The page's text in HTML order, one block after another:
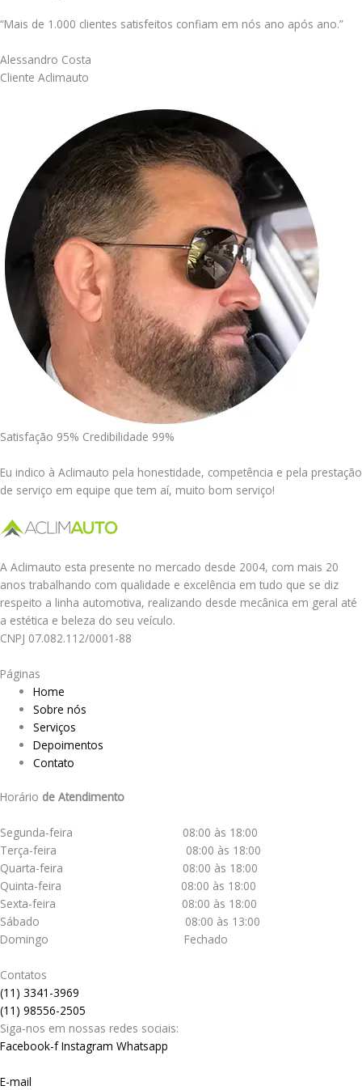
“Mais de 1.000 clientes satisfeitos confiam em nós ano após ano.”
Alessandro Costa
Cliente Aclimauto
Satisfação 95% Credibilidade 99%
Eu indico à Aclimauto pela honestidade, competência e pela prestação
de serviço em equipe que tem aí, muito bom serviço!
A Aclimauto esta presente no mercado desde 2004, com mais 20
anos trabalhando com qualidade e excelência em tudo que se diz
respeito a linha automotiva, realizando desde mecânica em geral até
a estética e beleza do seu veículo.
CNPJ 07.082.112/0001-88
Páginas
Home
Sobre nós
Serviços
Depoimentos
Contato
Horário de Atendimento
Segunda-feira 08:00 às 18:00
Terça-feira 08:00 às 18:00
Quarta-feira 08:00 às 18:00
Quinta-feira 08:00 às 18:00
Sexta-feira 08:00 às 18:00
Sábado 08:00 às 13:00
Domingo Fechado
Contatos
(11) 3341-3969
(11) 98556-2505
Siga-nos em nossas redes sociais:
Facebook-fInstagram Whatsapp
E-mail